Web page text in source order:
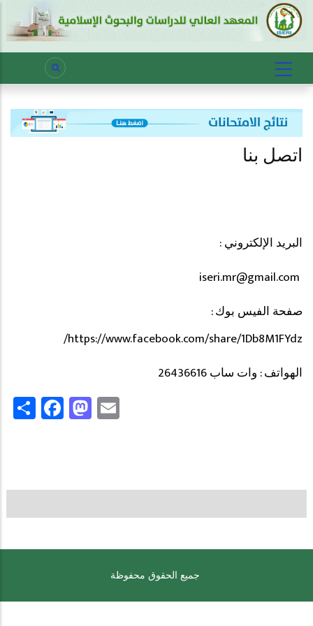
اتصل بنا
البريد الإلكتروني :
صفحة الفيس بوك :
https://www.facebook.com/share/1Db8M1FYdz/
الهواتف : وات ساب 26436616
ShareFacebook
Mastodon